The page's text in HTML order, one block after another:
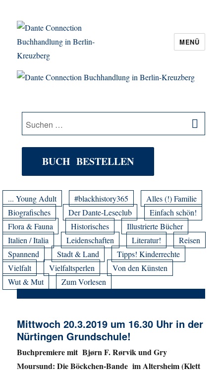
Dante Connection Buchhandlung in
MENÜ
Suche
nach:
BUCH BESTELLEN
... Young Adult #blackhistory365
Alles (!) Familie
Biografisches
Der Dante-Leseclub
Einfach schön!
Flora & Fauna
Historisches
Illustrierte Bücher
Italien / Italia
Leidenschaften Literatur!
Reisen
Spannend
Stadt & Land
Tipps! Kinderrechte
Vielfalt
Vielfaltsperlen
Von den Künsten
Wut & Mut
Zum Vorlesen
Mittwoch 20.3.2019 um 16.30 Uhr in der
Nürtingen Grundschule!
Buchpremiere mit Bjørn F. Rørvik und Gry
Moursund: Die Böckchen-Bande im Altersheim (Klett